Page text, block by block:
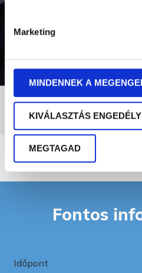
Marketing
MINDENNEK A
KIVÁLASZTÁS
MEGTAGAD
DR. FODOR T. GÁBOR
ügyvéd, munkajogász
Fontos
Időpont